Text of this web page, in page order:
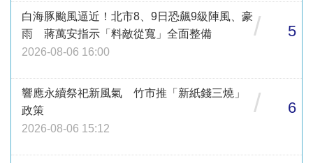
白海豚颱風逼近！北市8、9日恐飆9級陣風、豪
雨 蔣萬安指示「料敵從寬」全面整備
2026-08-06 16:00
/ 5
響應永續祭祀新風氣 竹市推「新紙錢三燒」
政策
2026-08-06 15:12
/ 6